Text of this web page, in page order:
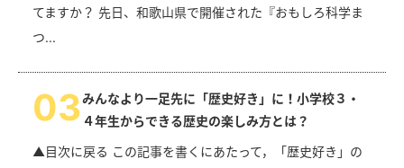
てますか？ 先日、和歌山県で開催された『おもしろ科学ま
つ...
03みんなより一足先に「歴史好き」に！小学校３・
４年生からできる歴史の楽しみ方とは？
▲目次に戻る この記事を書くにあたって，「歴史好き」の